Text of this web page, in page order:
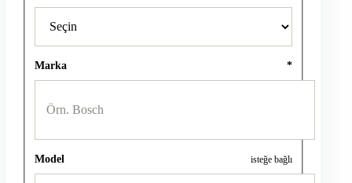
Marka *
Model isteğe bağlı